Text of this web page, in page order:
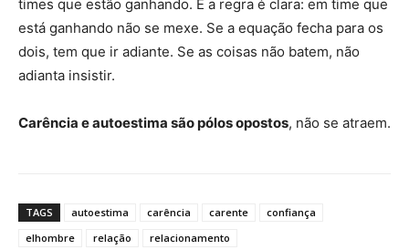
times que estão ganhando. E a regra é clara: em time que
está ganhando não se mexe. Se a equação fecha para os
dois, tem que ir adiante. Se as coisas não batem, não
adianta insistir.
Carência e autoestima são pólos opostos, não se atraem.
TAGS autoestima carência carente
confiança
elhombre
relação relacionamento